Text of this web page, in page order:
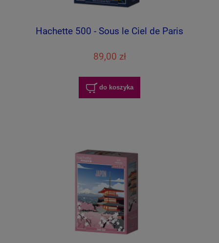
Hachette 500 - Sous le Ciel de Paris
89,00 zł
do koszyka